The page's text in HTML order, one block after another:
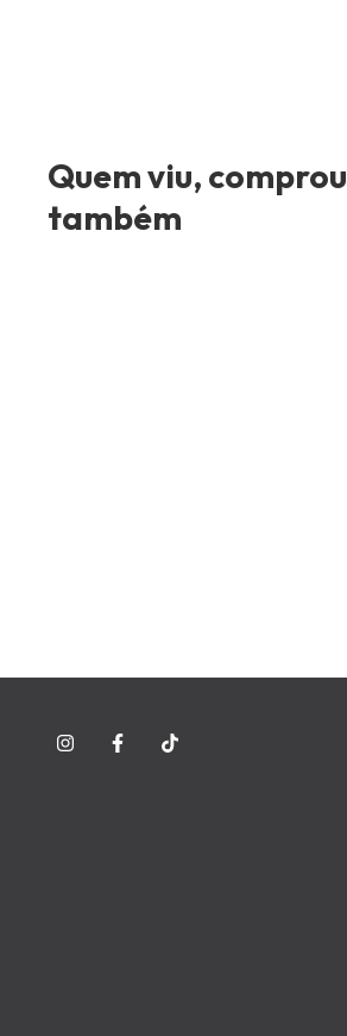
Quem viu, comprou
também